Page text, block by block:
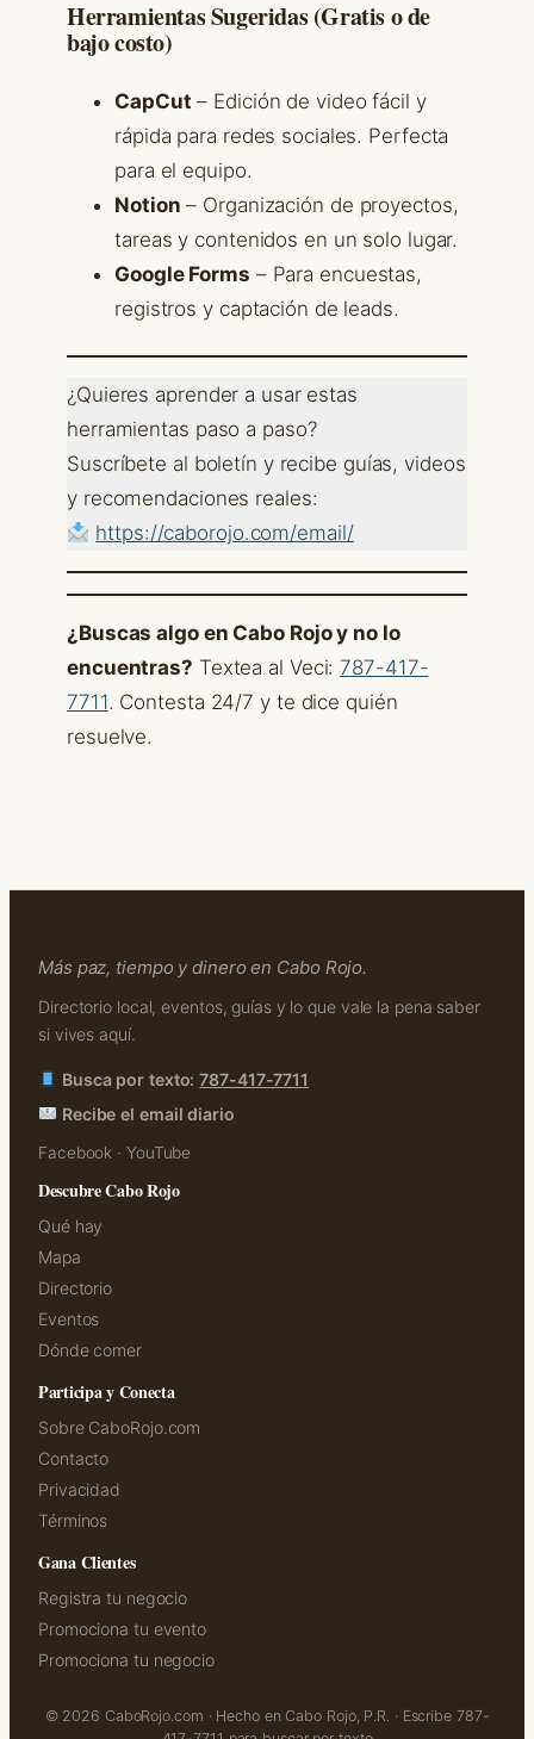
Herramientas Sugeridas (Gratis o de
bajo costo)
CapCut – Edición de video fácil y
rápida para redes sociales. Perfecta
para el equipo.
Notion – Organización de proyectos,
tareas y contenidos en un solo lugar.
Google Forms – Para encuestas,
registros y captación de leads.
¿Quieres aprender a usar estas
herramientas paso a paso?
Suscríbete al boletín y recibe guías, videos
y recomendaciones reales:
https://caborojo.com/email/
¿Buscas algo en Cabo Rojo y no lo
encuentras? Textea al Veci: 787-417-
7711. Contesta 24/7 y te dice quién
resuelve.
Más paz, tiempo y dinero en Cabo Rojo.
Directorio local, eventos, guías y lo que vale la pena saber
si vives aquí.
Busca por texto:787-417-7711
Recibe el email diario
Facebook · YouTube
Descubre Cabo Rojo
Qué hay
Mapa
Directorio
Eventos
Dónde comer
Participa y Conecta
Sobre CaboRojo.com
Contacto
Privacidad
Términos
Gana Clientes
Registra tu negocio
Promociona tu evento
Promociona tu negocio
© 2026 CaboRojo.com · Hecho en Cabo Rojo, P.R. · Escribe 787-